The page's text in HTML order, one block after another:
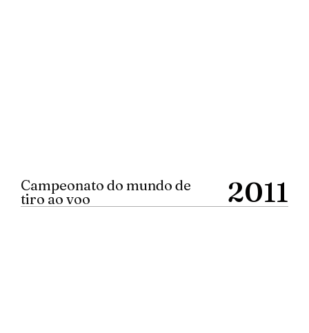
Campeonato do mundo de
tiro ao voo
2011